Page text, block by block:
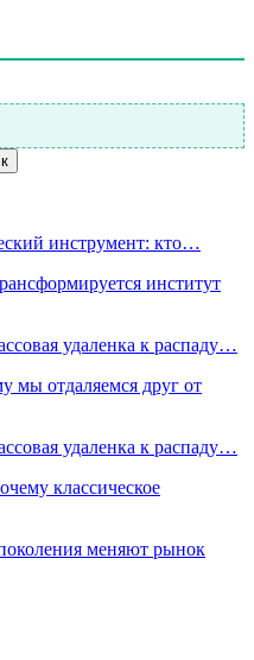
инструмент: кто…
институт
удаленка к распаду…
мы отдаляемся друг от
удаленка к распаду…
классическое
меняют рынок